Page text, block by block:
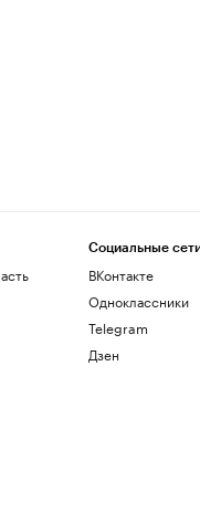
Социальные
ВКонтакте
Одноклассники
Telegram
Дзен